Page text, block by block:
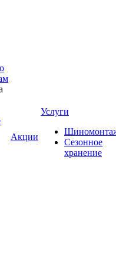
Акции
Услуги
Сезонное
хранение